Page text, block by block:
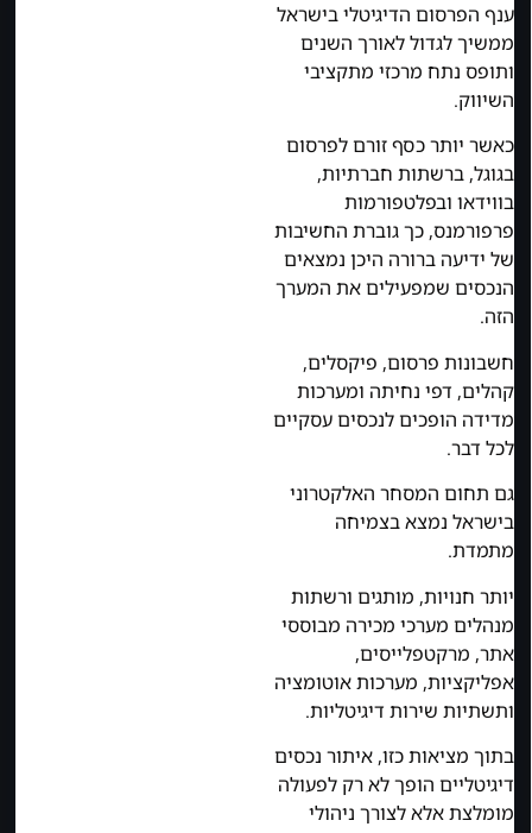
ענף הפרסום הדיגיטלי בישראל
ממשיך לגדול לאורך השנים
ותופס נתח מרכזי מתקציבי
השיווק.
כאשר יותר כסף זורם לפרסום
בגוגל, ברשתות חברתיות,
בווידאו ובפלטפורמות
פרפורמנס, כך גוברת החשיבות
של ידיעה ברורה היכן נמצאים
הנכסים שמפעילים את המערך
הזה.
חשבונות פרסום, פיקסלים,
קהלים, דפי נחיתה ומערכות
מדידה הופכים לנכסים עסקיים
לכל דבר.
גם תחום המסחר האלקטרוני
בישראל נמצא בצמיחה
מתמדת.
יותר חנויות, מותגים ורשתות
מנהלים מערכי מכירה מבוססי
אתר, מרקטפלייסים,
אפליקציות, מערכות אוטומציה
ותשתיות שירות דיגיטליות.
בתוך מציאות כזו, איתור נכסים
דיגיטליים הופך לא רק לפעולה
מומלצת אלא לצורך ניהולי